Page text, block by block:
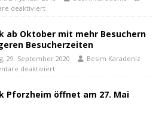
deaktiviert
ab Oktober mit mehr Besuchern
Besucherzeiten
29. September 2020
Besim Karadeniz
deaktiviert
Pforzheim öffnet am 27. Mai